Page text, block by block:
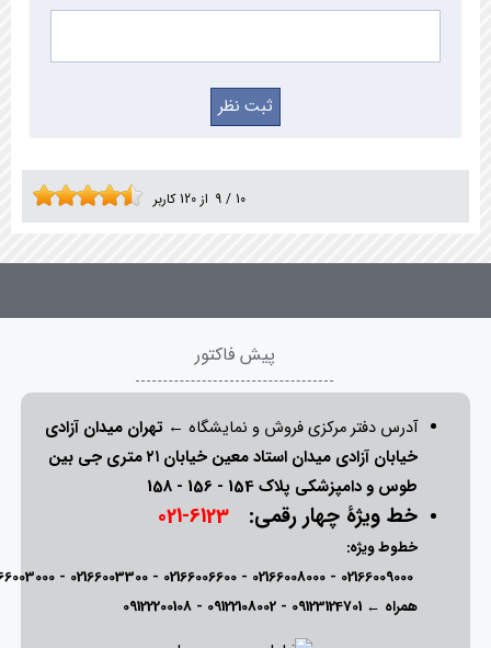
9 / 10 از 120کاربر
پیش فاکتور
آدرس دفتر مرکزی فروش و نمایشگاه ← تهران میدان آزادی
خیابان آزادی میدان استاد معین خیابان ۲۱ متری جی بین
طوس و دامپزشکی پلاک 154 - 156 - 158
خط ویژۀ چهار رقمی:6123-021
خطوط ویژه:
02166009000
-
02166008000
-
02166006600
-
02166003300
-
همراه ← 09123124701
-
09122108002
-
09122200108